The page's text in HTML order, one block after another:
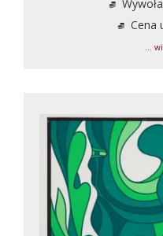
Cena
...